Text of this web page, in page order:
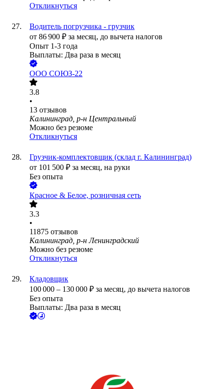
Откликнуться
Водитель погрузчика - грузчик
от 86 900 ₽ за месяц, до вычета налогов
Опыт 1-3 года
Выплаты: Два раза в месяц
ООО СОЮЗ-22
3.8
•
13 отзывов
Калининград, р-н Центральный
Можно без резюме
Откликнуться
Грузчик-комплектовщик (склад г. Калининград)
от 101 500 ₽ за месяц, на руки
Без опыта
Красное & Белое, розничная сеть
3.3
•
11875 отзывов
Калининград, р-н Ленинградский
Можно без резюме
Откликнуться
Кладовщик
100 000 – 130 000 ₽ за месяц, до вычета налогов
Без опыта
Выплаты: Два раза в месяц